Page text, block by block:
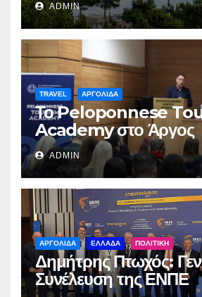
ADMIN
TRAVEL ΑΡΓΟΛΙΔΑ
Το Peloponnese
Academy στο Άργος
ADMIN
ΑΡΓΟΛΙΔΑ ΕΛΛΑΔΑ ΠΟΛΙΤΙΚΗ
Δημήτρης Πτωχός:
Συνέλευση της ΕΝΠΕ